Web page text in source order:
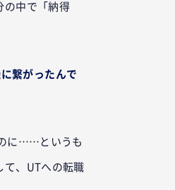
の中で「納得
繋がったんで
に……というも
て、UTへの転職